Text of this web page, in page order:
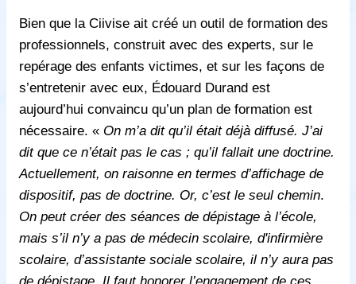
Bien que la Ciivise ait créé un outil de formation des
professionnels, construit avec des experts, sur le
repérage des enfants victimes, et sur les façons de
s’entretenir avec eux, Édouard Durand est
aujourd’hui convaincu qu’un plan de formation est
nécessaire. « On m’a dit qu’il était déjà diffusé. J’ai
dit que ce n’était pas le cas ; qu’il fallait une doctrine.
Actuellement, on raisonne en termes d’affichage de
dispositif, pas de doctrine. Or, c’est le seul chemin.
On peut créer des séances de dépistage à l’école,
mais s’il n’y a pas de médecin scolaire, d'infirmière
scolaire, d’assistante sociale scolaire, il n’y aura pas
de dépistage. Il faut honorer l’engagement de ces